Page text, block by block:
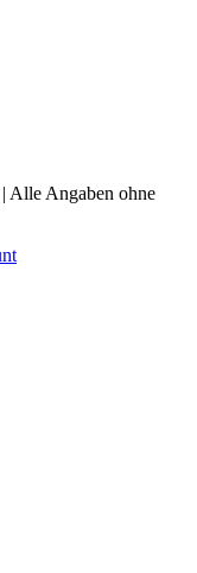
Alle Angaben ohne